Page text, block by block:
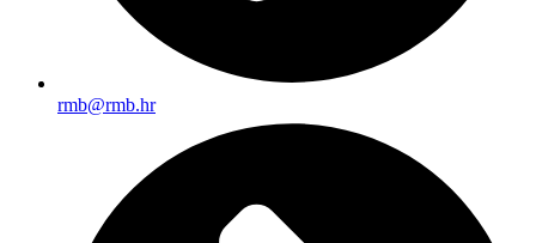
rmb@rmb.hr